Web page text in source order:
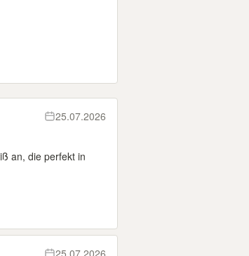
25.07.2026
an, die perfekt in
25.07.2026